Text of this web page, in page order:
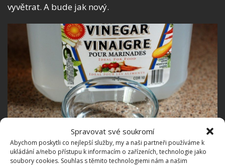
Spravovat své soukromí
Abychom poskytli co nejlepší služby, my a naši partneři používáme k
ukládání a/nebo přístupu k informacím o zařízeních, technologie jako
soubory cookies. Souhlas s těmito technologiemi nám a našim
vyvětrat. A bude jak nový.